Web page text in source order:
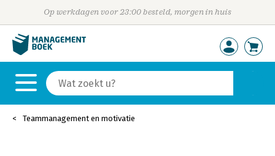
Op werkdagen voor 23:00 besteld, morgen in huis
Teammanagement en motivatie